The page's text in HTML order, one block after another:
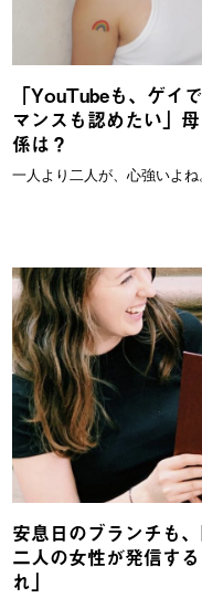
「YouTubeも、ゲイ
マンスも認めたい」
係は？
一人より二人が、心強いよね
安息日のブランチも
二人の女性が発信す
れ」